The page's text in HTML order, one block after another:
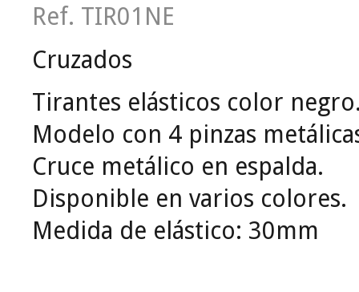
Ref. TIR01NE
Cruzados
Tirantes elásticos color
Modelo con 4 pinzas
Cruce metálico en espalda.
Disponible en varios colores.
Medida de elástico: 30mm